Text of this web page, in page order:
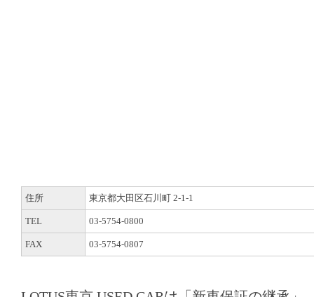
住所 東京都大田区石川町 2-1-1
TEL 03-5754-0800
FAX 03-5754-0807